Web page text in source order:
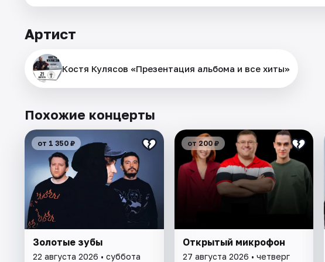
Артист
Костя Кулясов «Презентация альбома и все хиты»
Похожие концерты
от 1 350 ₽
Золотые зубы
22 августа 2026 • суббота
от 200 ₽
Открытый микрофон
27 августа 2026 • четверг